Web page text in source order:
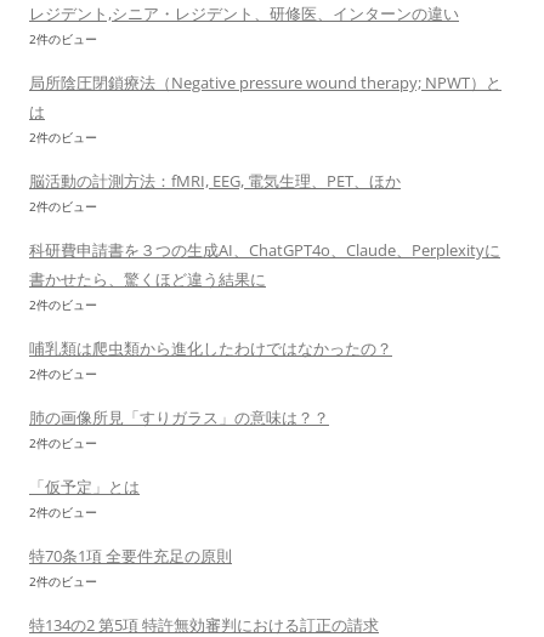
レジデント,シニア・レジデント、研修医、インターンの違い
2件のビュー
局所陰圧閉鎖療法（Negative pressure wound therapy; NPWT）と
は
2件のビュー
脳活動の計測方法：fMRI, EEG, 電気生理、PET、ほか
2件のビュー
科研費申請書を３つの生成AI、ChatGPT4o、Claude、Perplexityに
書かせたら、驚くほど違う結果に
2件のビュー
哺乳類は爬虫類から進化したわけではなかったの？
2件のビュー
肺の画像所見「すりガラス」の意味は？？
2件のビュー
「仮予定」とは
2件のビュー
特70条1項 全要件充足の原則
2件のビュー
特134の2 第5項 特許無効審判における訂正の請求